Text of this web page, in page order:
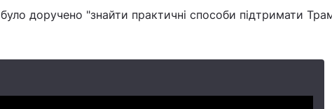
доручено "знайти практичні способи підтримати